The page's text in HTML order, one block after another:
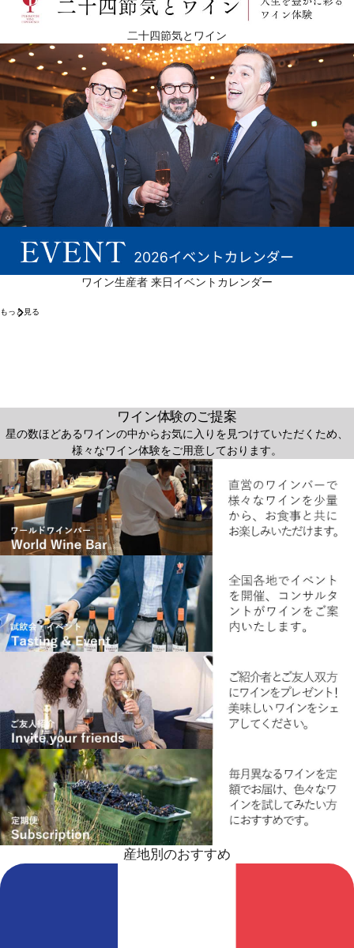
二十四節気とワイン
ワイン生産者 来日イベントカレンダー
もっと見る
ワイン体験のご提案
星の数ほどあるワインの中からお気に入りを見つけていただくため、
様々なワイン体験をご用意しております。
産地別のおすすめ